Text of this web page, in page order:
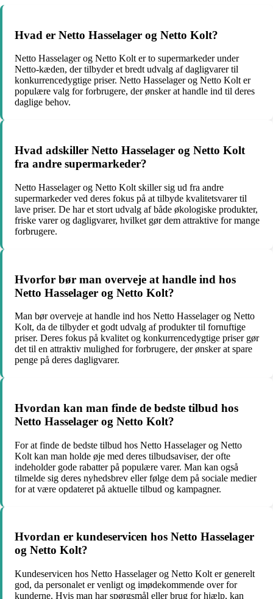
Hvad er Netto Hasselager og Netto Kolt?
Netto Hasselager og Netto Kolt er to supermarkeder under
Netto-kæden, der tilbyder et bredt udvalg af dagligvarer til
konkurrencedygtige priser. Netto Hasselager og Netto Kolt er
populære valg for forbrugere, der ønsker at handle ind til deres
daglige behov.
Hvad adskiller Netto Hasselager og Netto Kolt
fra andre supermarkeder?
Netto Hasselager og Netto Kolt skiller sig ud fra andre
supermarkeder ved deres fokus på at tilbyde kvalitetsvarer til
lave priser. De har et stort udvalg af både økologiske produkter,
friske varer og dagligvarer, hvilket gør dem attraktive for mange
forbrugere.
Hvorfor bør man overveje at handle ind hos
Netto Hasselager og Netto Kolt?
Man bør overveje at handle ind hos Netto Hasselager og Netto
Kolt, da de tilbyder et godt udvalg af produkter til fornuftige
priser. Deres fokus på kvalitet og konkurrencedygtige priser gør
det til en attraktiv mulighed for forbrugere, der ønsker at spare
penge på deres dagligvarer.
Hvordan kan man finde de bedste tilbud hos
Netto Hasselager og Netto Kolt?
For at finde de bedste tilbud hos Netto Hasselager og Netto
Kolt kan man holde øje med deres tilbudsaviser, der ofte
indeholder gode rabatter på populære varer. Man kan også
tilmelde sig deres nyhedsbrev eller følge dem på sociale medier
for at være opdateret på aktuelle tilbud og kampagner.
Hvordan er kundeservicen hos Netto Hasselager
og Netto Kolt?
Kundeservicen hos Netto Hasselager og Netto Kolt er generelt
god, da personalet er venligt og imødekommende over for
kunderne. Hvis man har spørgsmål eller brug for hjælp, kan